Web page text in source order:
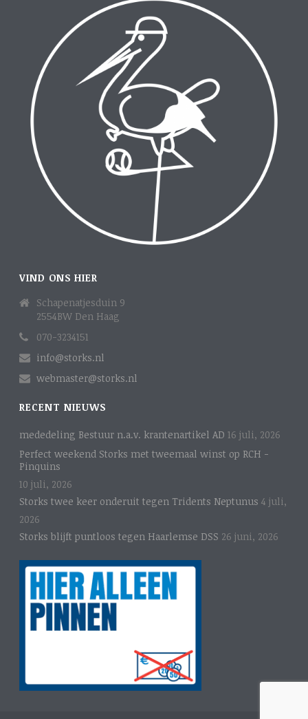
VIND ONS HIER
Schapenatjesduin 9
2554BW Den Haag
070-3234151
info@storks.nl
webmaster@storks.nl
RECENT NIEUWS
mededeling Bestuur n.a.v. krantenartikel AD 16 juli, 2026
Perfect weekend Storks met tweemaal winst op RCH -
Pinquins
10 juli, 2026
Storks twee keer onderuit tegen Tridents Neptunus 4 juli,
2026
Storks blijft puntloos tegen Haarlemse DSS 26 juni, 2026